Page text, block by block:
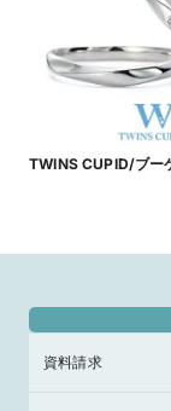
TWINS CUPID/ブー
資料請求